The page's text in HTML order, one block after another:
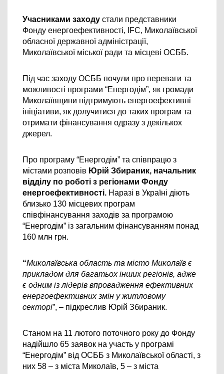
Учасниками заходу стали представники
Фонду енергоефективності, IFC, Миколаївської
обласної державної адміністрації,
Миколаївської міської ради та місцеві ОСББ.
Під час заходу ОСББ почули про переваги та
можливості програми “Енергодім”, як громади
Миколаївщини підтримують енергоефективні
ініціативи, як долучитися до таких програм та
отримати фінансування одразу з декількох
джерел.
Про програму “Енергодім” та співпрацю з
містами розповів Юрій Збираник, начальник
відділу по роботі з регіонами Фонду
енергоефективності. Наразі в Україні діють
близько 130 місцевих програм
співфінансування заходів за програмою
“Енергодім” із загальним фінансуванням понад
160 млн грн.
“Миколаївська область та місто Миколаїв є
прикладом для багатьох інших регіонів, адже
є одним із лідерів впровадження ефективних
енергоефективних змін у житловому
секторі”, – підкреслив Юрій Збираник.
Станом на 11 лютого поточного року до Фонду
надійшло 65 заявок на участь у програмі
“Енергодім” від ОСББ з Миколаївської області, з
них 58 – з міста Миколаїв, 5 – з міста